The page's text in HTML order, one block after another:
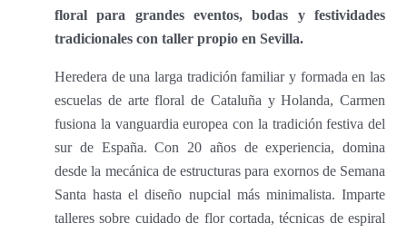
floral para grandes eventos, bodas y festividades
tradicionales con taller propio en Sevilla.
Heredera de una larga tradición familiar y formada en las
escuelas de arte floral de Cataluña y Holanda, Carmen
fusiona la vanguardia europea con la tradición festiva del
sur de España. Con 20 años de experiencia, domina
desde la mecánica de estructuras para exornos de Semana
Santa hasta el diseño nupcial más minimalista. Imparte
talleres sobre cuidado de flor cortada, técnicas de espiral